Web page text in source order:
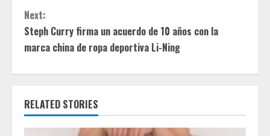
t
i
n
u
e
Next:
Steph Curry firma un acuerdo de 10 años con la
marca china de ropa deportiva Li-Ning
RELATED STORIES